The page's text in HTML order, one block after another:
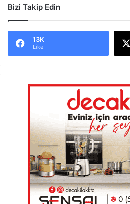
Bizi Takip Edin
13K
Like